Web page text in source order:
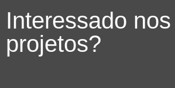
Interessado
projetos?